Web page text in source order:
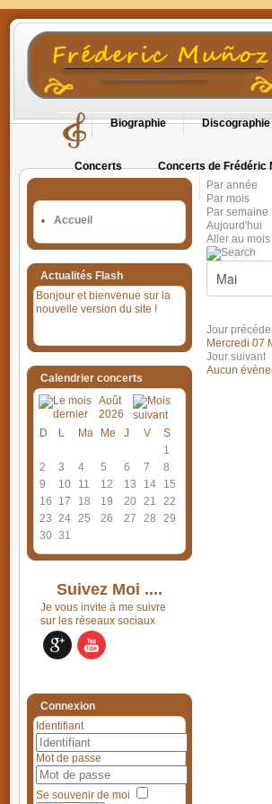
Biographie Discographie
Concerts
Concerts de Frédéric
Accueil
Actualités Flash
Bonjour et bienvenue sur la
nouvelle version du site !
Calendrier concerts
Août
2026
D
L Ma Me J V
S
1
2
3 4 5 6 7
8
9
10 11 12 13 14
15
16
17 18 19 20 21
22
23 24 25 26 27 28
29
30 31
Suivez Moi ....
Je vous invite à me suivre
sur les réseaux sociaux
Connexion
Identifiant
Mot de passe
Se souvenir de moi
Par année
Par mois
Par semaine
Aujourd'hui
Aller au mois
Jour
Mercredi 07
Jour suivant
Aucun